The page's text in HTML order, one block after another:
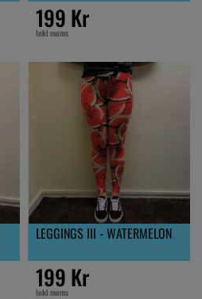
199 Kr
Inkl moms
LEGGINGS III - WATERMELON
199 Kr
Inkl moms